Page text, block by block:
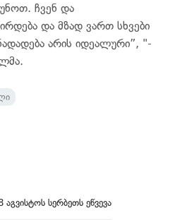
ჩვენ და
და მზად ვართ სხვები
არის იდეალური”, "-
სერბეთს ეწვევა